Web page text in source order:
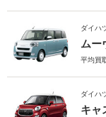
ダイハ
ムー
平均買
ダイハ
キャ